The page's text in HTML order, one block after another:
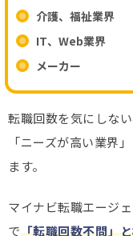
介護、福祉業界
IT、Web業界
メーカー
転職回数を気にしな
「ニーズが高い業界
ます。
マイナビ転職エージ
で「転職回数不問」